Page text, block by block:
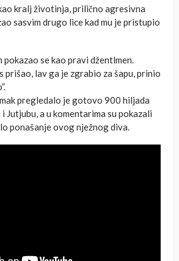
kralj životinja, prilično agresivna
sasvim drugo lice kad mu je pristupio
pokazao se kao pravi džentlmen.
prišao, lav ga je zgrabio za šapu, prinio
pregledalo je gotovo 900 hiljada
Jutjubu, a u komentarima su pokazali
ponašanje ovog nježnog diva.